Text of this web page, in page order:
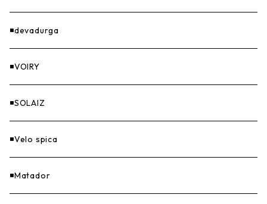
GOODS
◾️devadurga
◾️VOIRY
◾️SOLAIZ
◾️Velo spica
◾️Matador